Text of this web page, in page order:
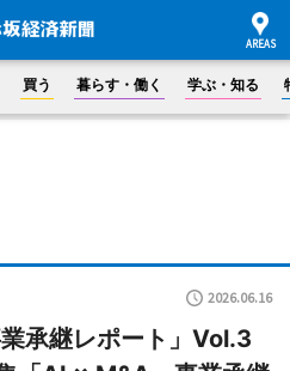
買う 暮らす・働く 学ぶ・知る
2026.06.16
承継レポート」Vol.3